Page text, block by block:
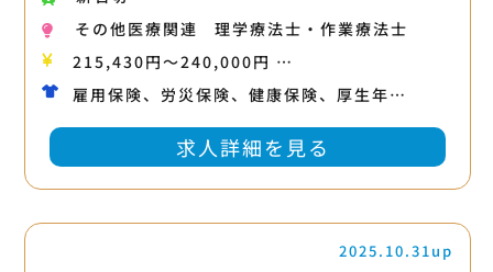
その他医療関連
理学療法士・作業療法士
215,430円〜240,000円 …
雇用保険、労災保険、健康保険、厚生年…
求人詳細を見る
2025.10.31up